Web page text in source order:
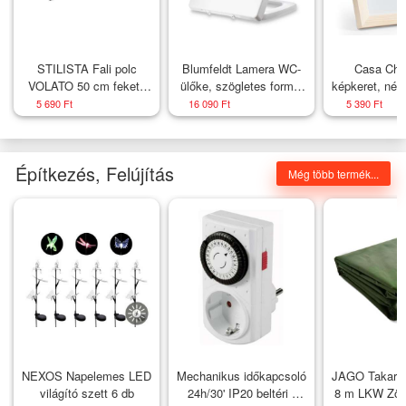
STILISTA Fali polc
VOLATO 50 cm fekete
fényes
5 690 Ft
Blumfeldt Lamera WC-
ülőke, szögletes forma,
lassú záródás,
antibakteriális
16 090 Ft
Casa
képkeret,
20 x 20
fényképek,
5 390 Ft
Építkezés, Felújítás Még több termék...
NEXOS Napelemes LED
világító szett 6 db
Mechanikus időkapcsoló
24h/30' IP20 beltéri /
JAGO
8 m LKW